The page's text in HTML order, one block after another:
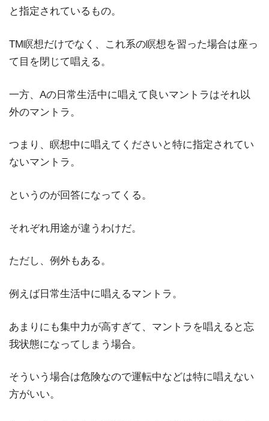
と指定されているもの。
TM瞑想だけでなく、これ系の瞑想を習った場合は座っ
て目を閉じて唱える。
一方、Aの日常生活中に唱えて良いマントラはそれ以
外のマントラ。
つまり、瞑想中に唱えてくださいと特に指定されてい
ないマントラ。
というのが回答になってくる。
それぞれ用途が違うわけだ。
ただし、例外もある。
例えば日常生活中に唱えるマントラ。
あまりにも集中力が高すぎて、マントラを唱えると忘
我状態になってしまう場合。
そういう場合は危険なので運転中などは特に唱えない
方がいい。